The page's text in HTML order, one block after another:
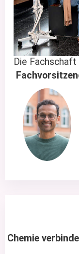
Die
Chemie